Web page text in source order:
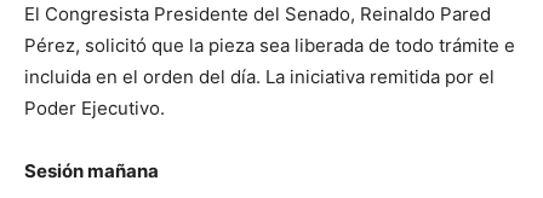
El Congresista Presidente del Senado, Reinaldo Pared
Pérez, solicitó que la pieza sea liberada de todo trámite e
incluida en el orden del día. La iniciativa remitida por el
Poder Ejecutivo.
Sesión mañana